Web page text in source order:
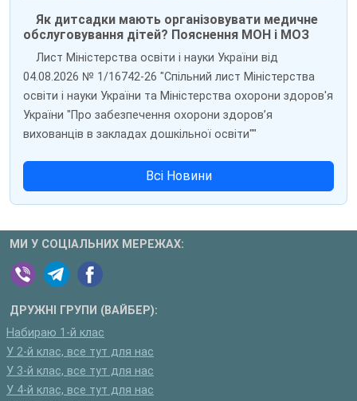
Як дитсадки мають організовувати медичне
обслуговування дітей? Пояснення МОН і МОЗ
Лист Міністерства освіти і науки України від
04.08.2026 № 1/16742-26 "Спільний лист Міністерства
освіти і науки України та Міністерства охорони здоров'я
України "Про забезпечення охорони здоров’я
вихованців в закладах дошкільної освіти""
Всі Новини
МИ У СОЦІАЛЬНИХ МЕРЕЖАХ:
ДРУЖНІ ГРУПИ (ВАЙБЕР):
Набираю 1-й клас
У 2-й клас, все тут для нас
У 3-й клас, все тут для нас
У 4-й клас, все тут для нас